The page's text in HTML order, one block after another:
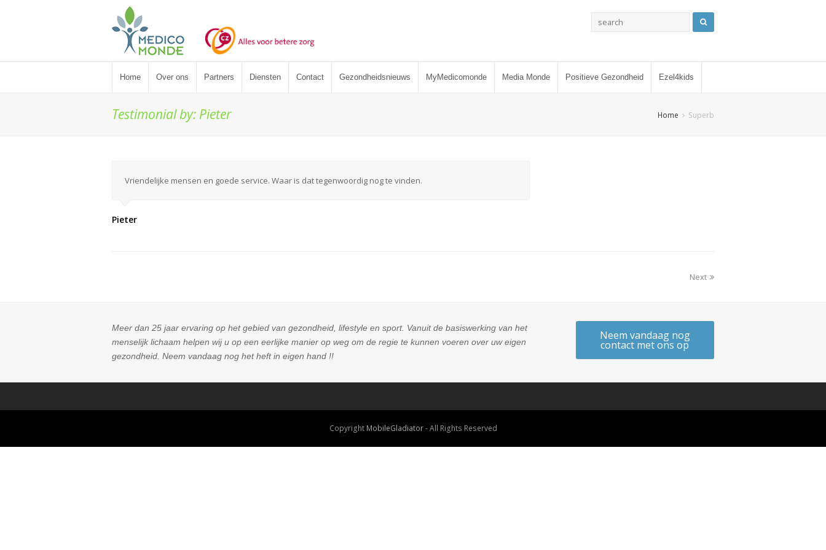
Home Over ons Partners Diensten Contact Gezondheidsnieuws MyMedicomonde Media Monde Positieve Gezondheid Ezel4kids
Testimonial by: Pieter Home Superb
Vriendelijke mensen en goede service. Waar is dat tegenwoordig nog te vinden.
Pieter
Next
Meer dan 25 jaar ervaring op het gebied van gezondheid, lifestyle en sport. Vanuit de basiswerking van het
menselijk lichaam helpen wij u op een eerlijke manier op weg om de regie te kunnen voeren over uw eigen
gezondheid. Neem vandaag nog het heft in eigen hand !!
Neem vandaag nog
contact met ons op
Copyright MobileGladiator- All Rights Reserved